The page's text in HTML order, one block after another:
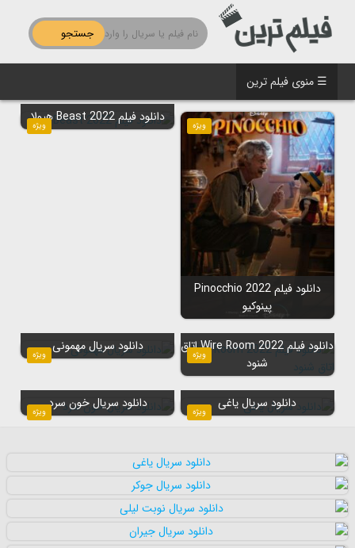
جستجو
☰ منوی فیلم ترین
ویژه
دانلود فیلم Pinocchio 2022
پینوکیو
ویژه
دانلود فیلم Beast 2022 هیولا
ویژه
دانلود فیلم Wire Room 2022 اتاق
شنود
ویژه
دانلود سریال مهمونی
ویژه
دانلود سریال یاغی
ویژه
دانلود سریال خون سرد